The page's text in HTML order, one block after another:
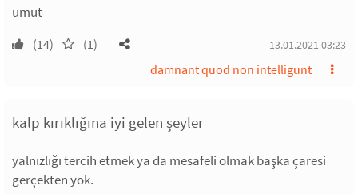
umut
(14) (1) 13.01.2021 03:23
damnant quod non intelligunt
kalp kırıklığına iyi gelen şeyler
yalnızlığı tercih etmek ya da mesafeli olmak başka çaresi
gerçekten yok.